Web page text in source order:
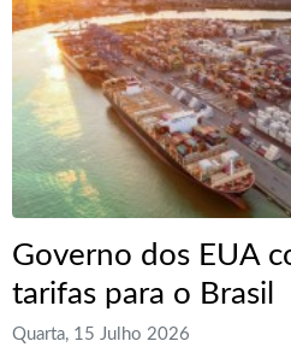
Governo dos EUA
tarifas para o Brasil
Quarta, 15 Julho 2026